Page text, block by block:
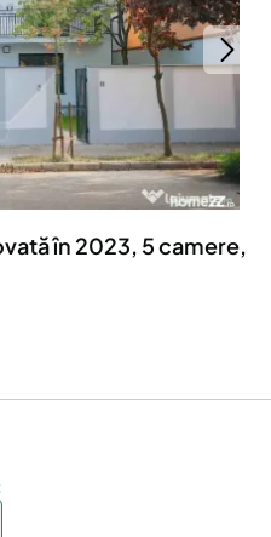
în 2023, 5 camere,